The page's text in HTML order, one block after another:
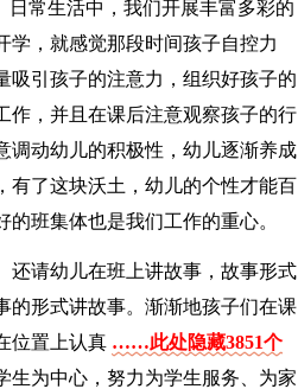
日常生活中，我们开展丰富多彩的
学，就感觉那段时间孩子自控力
吸引孩子的注意力，组织好孩子的
作，并且在课后注意观察孩子的行
调动幼儿的积极性，幼儿逐渐养成
有了这块沃土，幼儿的个性才能百
班集体也是我们工作的重心。
还请幼儿在班上讲故事，故事形式
的形式讲故事。渐渐地孩子们在课
位置上认真 ……此处隐藏3851个
生为中心，努力为学生服务、为家